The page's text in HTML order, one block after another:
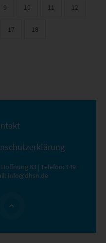
9 10 11 12
17 18
83 | Telefon: +49
info@dhsn.de